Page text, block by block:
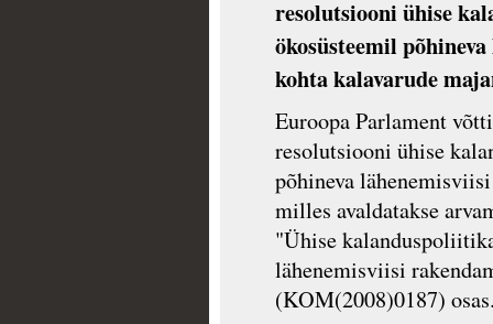
resolutsiooni ühise
ökosüsteemil
kohta kalavarude
Euroopa Parlament
resolutsiooni ühise
põhineva
milles avaldatakse
"Ühise
lähenemisviisi
(KOM(2008)0187)